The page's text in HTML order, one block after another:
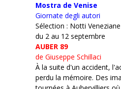
Mostra de Venise
Giornate degli autori
Sélection : Notti
du 2 au 12 septembre
AUBER 89
de Giuseppe Schillaci
À la suite d'un accident,
perdu la mémoire. Des